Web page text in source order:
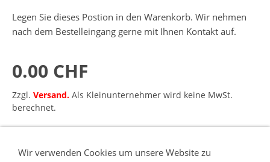
Legen Sie dieses Postion in den Warenkorb. Wir nehmen
nach dem Bestelleingang gerne mit Ihnen Kontakt auf.
0.00 CHF
Zzgl. Versand. Als Kleinunternehmer wird keine MwSt.
berechnet.
IN DEN WARENKORB
Wir verwenden Cookies um unsere Website zu